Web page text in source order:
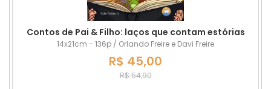
Contos de Pai & Filho: laços que contam estórias
14x21cm - 136p / Orlando Freire e Davi Freire
R$ 45,00
R$ 54,90